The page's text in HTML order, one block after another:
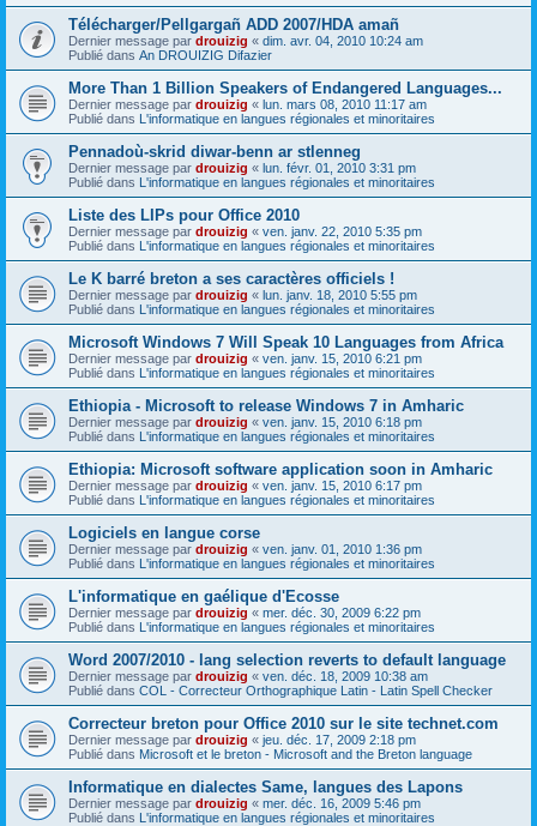
Télécharger/Pellgargañ ADD 2007/HDA amañ
Dernier message par drouizig « dim. avr. 04, 2010 10:24 am
Publié dans An DROUIZIG Difazier
More Than 1 Billion Speakers of Endangered Languages...
Dernier message par drouizig « lun. mars 08, 2010 11:17 am
Publié dans L'informatique en langues régionales et minoritaires
Pennadoù-skrid diwar-benn ar stlenneg
Dernier message par drouizig « lun. févr. 01, 2010 3:31 pm
Publié dans L'informatique en langues régionales et minoritaires
Liste des LIPs pour Office 2010
Dernier message par drouizig « ven. janv. 22, 2010 5:35 pm
Publié dans L'informatique en langues régionales et minoritaires
Le K barré breton a ses caractères officiels !
Dernier message par drouizig « lun. janv. 18, 2010 5:55 pm
Publié dans L'informatique en langues régionales et minoritaires
Microsoft Windows 7 Will Speak 10 Languages from Africa
Dernier message par drouizig « ven. janv. 15, 2010 6:21 pm
Publié dans L'informatique en langues régionales et minoritaires
Ethiopia - Microsoft to release Windows 7 in Amharic
Dernier message par drouizig « ven. janv. 15, 2010 6:18 pm
Publié dans L'informatique en langues régionales et minoritaires
Ethiopia: Microsoft software application soon in Amharic
Dernier message par drouizig « ven. janv. 15, 2010 6:17 pm
Publié dans L'informatique en langues régionales et minoritaires
Logiciels en langue corse
Dernier message par drouizig « ven. janv. 01, 2010 1:36 pm
Publié dans L'informatique en langues régionales et minoritaires
L'informatique en gaélique d'Ecosse
Dernier message par drouizig « mer. déc. 30, 2009 6:22 pm
Publié dans L'informatique en langues régionales et minoritaires
Word 2007/2010 - lang selection reverts to default language
Dernier message par drouizig « ven. déc. 18, 2009 10:38 am
Publié dans COL - Correcteur Orthographique Latin - Latin Spell Checker
Correcteur breton pour Office 2010 sur le site technet.com
Dernier message par drouizig « jeu. déc. 17, 2009 2:18 pm
Publié dans Microsoft et le breton - Microsoft and the Breton language
Informatique en dialectes Same, langues des Lapons
Dernier message par drouizig « mer. déc. 16, 2009 5:46 pm
Publié dans L'informatique en langues régionales et minoritaires